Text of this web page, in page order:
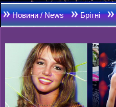
Новини / News Брітні